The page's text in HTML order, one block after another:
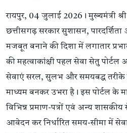
रायपुर, 04 जुलाई 2026। मुख्यमंत्री
छत्तीसगढ़ सरकार सुशासन,
मजबूत बनाने की दिशा में लगातार
की महत्वाकांक्षी पहल सेवा सेतु
सेवाएं सरल, सुलभ और समयबद्ध
माध्यम बनकर उभरा है। इस पोर्टल के
विभिन्न प्रमाण-पत्रों एवं अन्य
आवेदन कर निर्धारित समय-सीमा में